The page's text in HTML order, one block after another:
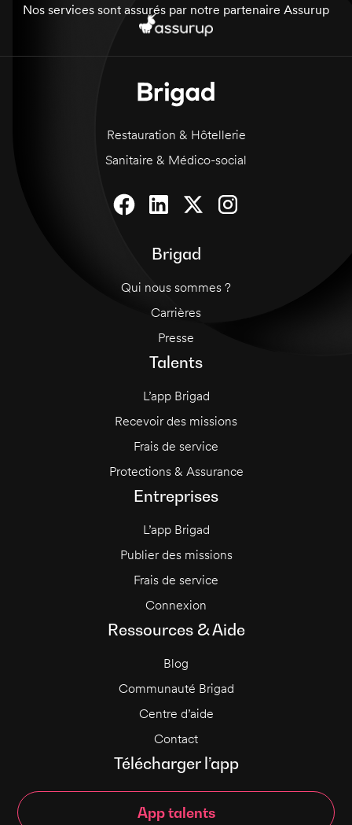
Nos services sont assurés par notre partenaire Assurup
Restauration & Hôtellerie
Sanitaire & Médico-social
Brigad
Qui nous sommes ?
Carrières
Presse
Talents
L’app Brigad
Recevoir des missions
Frais de service
Protections & Assurance
Entreprises
L’app Brigad
Publier des missions
Frais de service
Connexion
Ressources & Aide
Blog
Communauté Brigad
Centre d’aide
Contact
Télécharger l’app
App talents